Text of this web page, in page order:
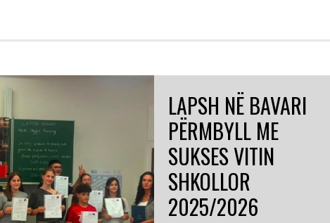
LAPSH NË BAVARI
PËRMBYLL ME
SUKSES VITIN
SHKOLLOR
2025/2026